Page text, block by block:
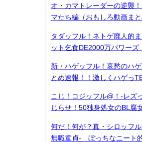
オ・カマトレーダーの逆襲
マたち編（おもしろ動画まと
タダッフル！ネトゲ廃人的
ット乞食DE2000万パワーズ
新・ハゲッフル！哀愁のハ
とめ速報！！激しくハゲっ
こじ！コジッフル@！-レズ
じらせ！50独身処女のBL腐
何だ！何が？真・シロッ
無職童貞- ぼっちなニート